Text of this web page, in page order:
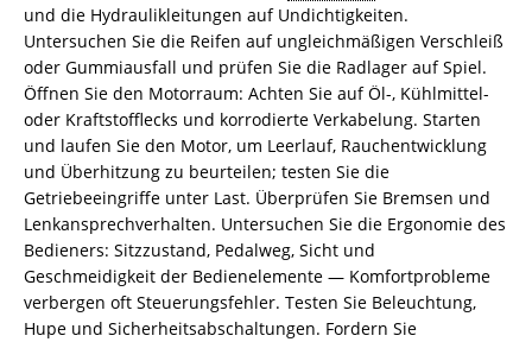
und die Hydraulikleitungen auf Undichtigkeiten.
Untersuchen Sie die Reifen auf ungleichmäßigen Verschleiß
oder Gummiausfall und prüfen Sie die Radlager auf Spiel.
Öffnen Sie den Motorraum: Achten Sie auf Öl-, Kühlmittel-
oder Kraftstofflecks und korrodierte Verkabelung. Starten
und laufen Sie den Motor, um Leerlauf, Rauchentwicklung
und Überhitzung zu beurteilen; testen Sie die
Getriebeeingriffe unter Last. Überprüfen Sie Bremsen und
Lenkansprechverhalten. Untersuchen Sie die Ergonomie des
Bedieners: Sitzzustand, Pedalweg, Sicht und
Geschmeidigkeit der Bedienelemente — Komfortprobleme
verbergen oft Steuerungsfehler. Testen Sie Beleuchtung,
Hupe und Sicherheitsabschaltungen. Fordern Sie